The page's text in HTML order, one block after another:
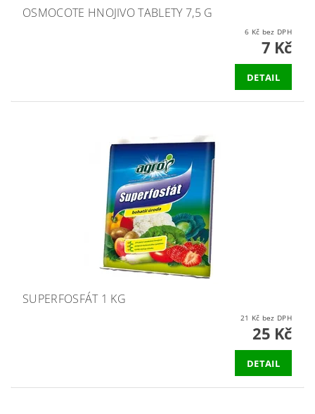
OSMOCOTE HNOJIVO TABLETY 7,5 G
6 Kč bez DPH
7 Kč
DETAIL
SUPERFOSFÁT 1 KG
21 Kč bez DPH
25 Kč
DETAIL